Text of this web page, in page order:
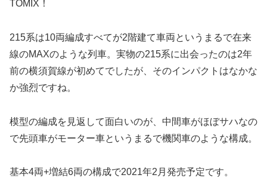
TOMIX！
215系は10両編成すべてが2階建て車両というまるで在来
線のMAXのような列車。実物の215系に出会ったのは2年
前の横須賀線が初めてでしたが、そのインパクトはなかな
か強烈ですね。
模型の編成を見返して面白いのが、中間車がほぼサハなの
で先頭車がモーター車というまるで機関車のような構成。
基本4両+増結6両の構成で2021年2月発売予定です。